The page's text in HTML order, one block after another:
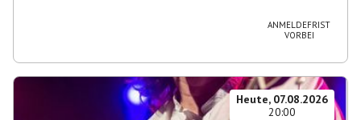
ANMELDEFRIST
VORBEI
Heute, 07.08.2026
20:00